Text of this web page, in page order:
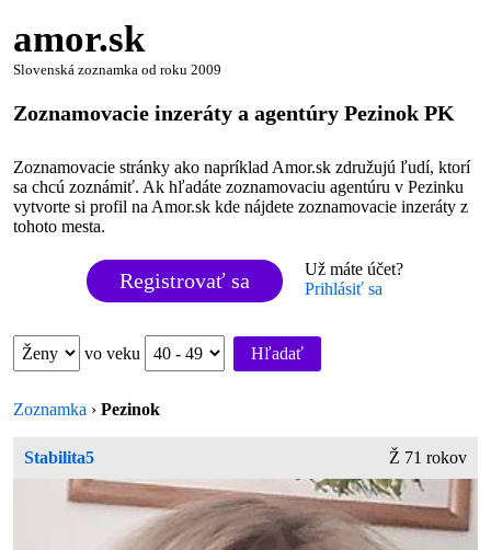
amor.sk
Slovenská zoznamka od roku 2009
Zoznamovacie inzeráty a agentúry Pezinok PK
Zoznamovacie stránky ako napríklad Amor.sk združujú ľudí, ktorí
sa chcú zoznámiť. Ak hľadáte zoznamovaciu agentúru v Pezinku
vytvorte si profil na Amor.sk kde nájdete zoznamovacie inzeráty z
tohoto mesta.
Registrovať sa
Už máte účet?
Prihlásiť sa
vo veku Hľadať
Zoznamka ›Pezinok
Stabilita5 Ž 71 rokov